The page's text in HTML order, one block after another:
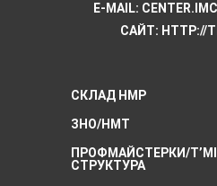
E-MAIL:
САЙТ: HTTP://
СКЛАД НМР
ЗНО/НМТ
ПРОФМАЙСТЕРКИ/
CТРУКТУРА